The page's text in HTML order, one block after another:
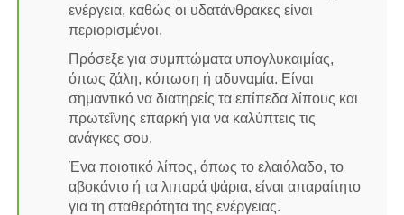
ενέργεια, καθώς οι υδατάνθρακες είναι
περιορισμένοι.
Πρόσεξε για συμπτώματα υπογλυκαιμίας,
όπως ζάλη, κόπωση ή αδυναμία. Είναι
σημαντικό να διατηρείς τα επίπεδα λίπους και
πρωτεΐνης επαρκή για να καλύπτεις τις
ανάγκες σου.
Ένα ποιοτικό λίπος, όπως το ελαιόλαδο, το
αβοκάντο ή τα λιπαρά ψάρια, είναι απαραίτητο
για τη σταθερότητα της ενέργειας.